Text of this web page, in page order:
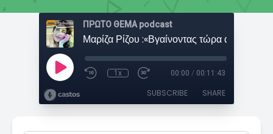
ΠΡΩΤΟ ΘΕΜΑ podcast
1x 00:00 / 00:11:43
SUBSCRIBE SHARE